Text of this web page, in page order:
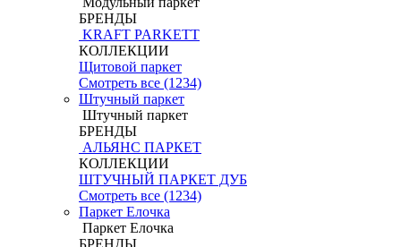
БРЕНДЫ
KRAFT PARKETT
КОЛЛЕКЦИИ
Щитовой паркет
Смотреть все (1234)
Штучный паркет
Штучный паркет
БРЕНДЫ
АЛЬЯНС ПАРКЕТ
КОЛЛЕКЦИИ
ШТУЧНЫЙ ПАРКЕТ ДУБ
Смотреть все (1234)
Паркет Елочка
Паркет Елочка
БРЕНДЫ